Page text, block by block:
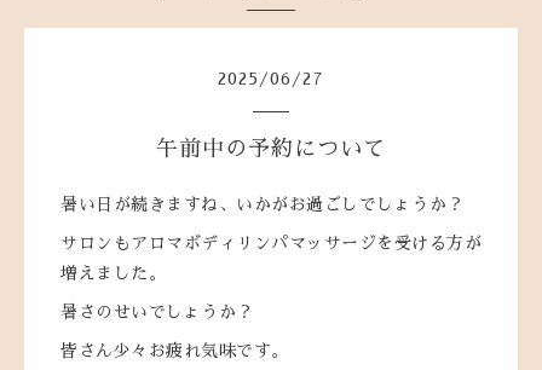
2025 /06 /27
午前中の予約について
暑い日が続きますね、いかがお過ごしでしょうか？
サロンもアロマボディリンパマッサージを受ける方が
増えました。
暑さのせいでしょうか？
皆さん少々お疲れ気味です。